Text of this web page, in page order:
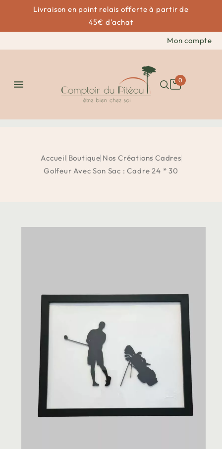
Livraison en point relais offerte à partir de
45€ d'achat
Mon compte
 0
Accueil Boutique Nos Créations Cadres
Golfeur Avec Son Sac : Cadre 24 * 30